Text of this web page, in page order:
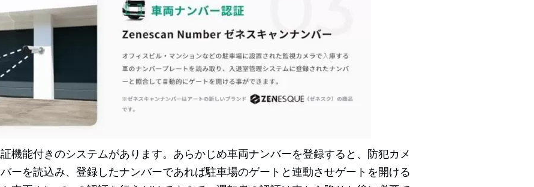
ワンストップで対応
防犯カメラの基礎知識
録画デバイスの種類
車両ナンバー認証機能
録画期間の目安
配線に関して
機能付きのシステムがあります。あらかじめ車両ナンバーを登録すると、防犯カメ
ーを読込み、登録したナンバーであれば駐車場のゲートと連動させゲートを開ける